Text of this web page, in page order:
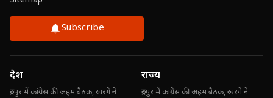
Subscribe
देश
रुद्रपुर में कांग्रेस की अहम बैठक, खरगे ने
राज्य
रुद्रपुर में कांग्रेस की अहम बैठक, खरगे ने